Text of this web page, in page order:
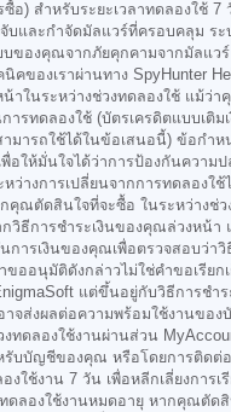
อ) สำหรับระยะเวลาทดลองใช้ 7
บและกำจัดมัลแวร์ที่ครอบคลุม ร
บของคุณจากภัยคุกคามจากมัลแว
คของเราผ่านทาง SpyHunter
น้าในระหว่างช่วงทดลองใช้ แม้ว่
ารทดลองใช้ (บัตรเครดิตแบบเติ
มารถใช้ได้ในข้อเสนอนี้) ข้อกำห
อให้มั่นใจได้ว่าการป้องกันความ
หว่างการเปลี่ยนจากการทดลองใ
คุณตัดสินใจที่จะซื้อ ในระหว่างช่ว
กวิธีการชำระเงินของคุณล่วงหน้
การเงินของคุณเพื่อตรวจสอบว่า
ขออนุมัติดังกล่าวไม่ใช่คำขอเรียก
แต่ขึ้นอยู่กับวิธีการชำ
าจส่งผลต่อความพร้อมใช้งานขอ
งทดลองใช้งานผ่านส่วน
รับบัญชีของคุณ หรือโดยการติดต่
งใช้งาน 7 วัน เพื่อหลีกเลี่ยงการเ
ดลองใช้งานหมดอายุ หากคุณตัดสิ